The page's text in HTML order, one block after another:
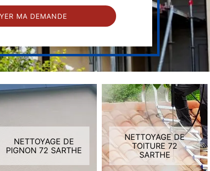
NETTOYAGE DE
PIGNON 72 SARTHE
NETTOYAGE DE
TOITURE 72
SARTHE